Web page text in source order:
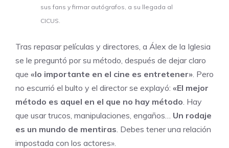
sus fans y firmar autógrafos, a su llegada al
CICUS.
Tras repasar películas y directores, a Álex de la Iglesia
se le preguntó por su método, después de dejar claro
que «lo importante en el cine es entretener». Pero
no escurrió el bulto y el director se explayó: «El mejor
método es aquel en el que no hay método. Hay
que usar trucos, manipulaciones, engaños… Un rodaje
es un mundo de mentiras. Debes tener una relación
impostada con los actores».